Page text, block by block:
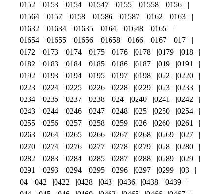
0152
0153 0154 01547 0155 01558
0156
01564
0157 0158 01586 01587 0162
0163
01632
01634 01635 0164 01648
0165
01654
01655 01656 01658 0166 0167
017
0172
0173 0174 0175 0176 0178 0179
018
0182
0183 0184 0185 0186 0187 019
0191
0192
0193 0194 0195 0197 0198 022
0220
0223
0224 0225 0226 0228 0229 023
0233
0234
0235 0237 0238 024 0240 0241
0242
0243
0244 0246 0247 0248 025 0250
0254
0255
0256 0257 0258 0259 026 0260
0261
0263
0264 0265 0266 0267 0268 0269
027
0270
0274 0276 0277 0278 0279 028
0280
0282
0283 0284 0285 0287 0288 0289
029
0291
0293 0294 0295 0296 0297 0299
03
04
042 0422 0428 043 0436 0438
0439